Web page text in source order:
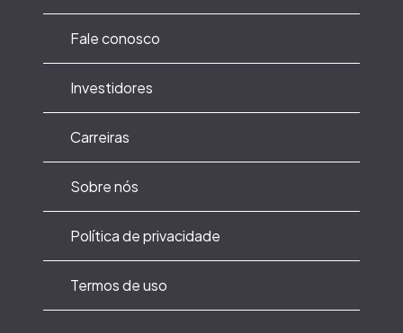
Termos de uso
Política de privacidade
Sobre nós
Carreiras
Investidores
Fale conosco